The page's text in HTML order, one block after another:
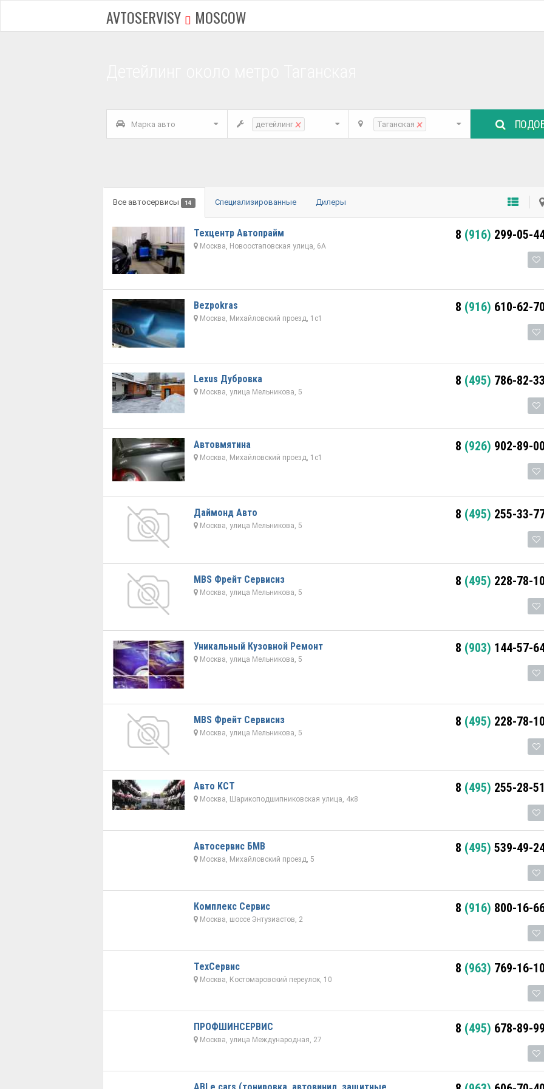
AVTOSERVISY MOSCOW
Марка авто детейлинг × Таганская ×
Все автосервисы 14 Специализированные Дилеры
Техцентр Автопрайм
Москва, Новоостаповская улица, 6А
8 (916) 299-05-
Bezpokras
Москва, Михайловский проезд, 1с1
8 (916) 610-62-70
Lexus Дубровка
Москва, улица Мельникова, 5
8 (495) 786-82-33
Автовмятина
Москва, Михайловский проезд, 1с1
8 (926) 902-89-00
Даймонд Авто
Москва, улица Мельникова, 5
8 (495) 255-33-
МBS Фрейт Сервисиз
Москва, улица Мельникова, 5
8 (495) 228-78-10
Уникальный Кузовной Ремонт
Москва, улица Мельникова, 5
8 (903) 144-57-
МBS Фрейт Сервисиз
Москва, улица Мельникова, 5
8 (495) 228-78-10
Авто KCT
Москва, Шарикоподшипниковская улица, 4к8
8 (495) 255-28-51
Автосервис БМВ
Москва, Михайловский проезд, 5
8 (495) 539-49-
Комплекс Сервис
Москва, шоссе Энтузиастов, 2
8 (916) 800-16-
ТехСервис
Москва, Костомаровский переулок, 10
8 (963) 769-16-10
ПРОФШИНСЕРВИС
Москва, улица Международная, 27
8 (495) 678-89-99